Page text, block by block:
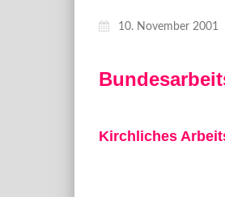
10. November 2001
Kirchliches